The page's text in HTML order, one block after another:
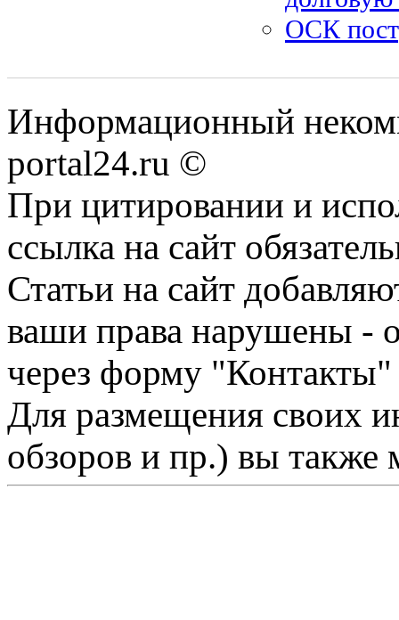
ОСК
Информационный
portal24.ru ©
При цитировании и
ссылка на сайт
Статьи на сайт
ваши права нарушены -
через форму "Контакты"
Для размещения своих
обзоров и пр.) вы также